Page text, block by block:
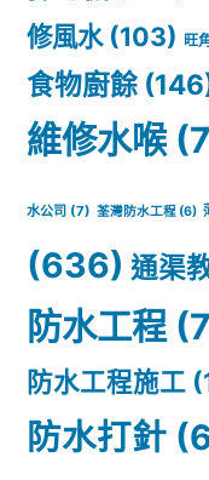
修風水(103) 旺
食物廚餘
維修水喉
水公司 (7) 荃灣防水工程 (6)
(636) 通渠
防水工程
防水工程施工
防水打針